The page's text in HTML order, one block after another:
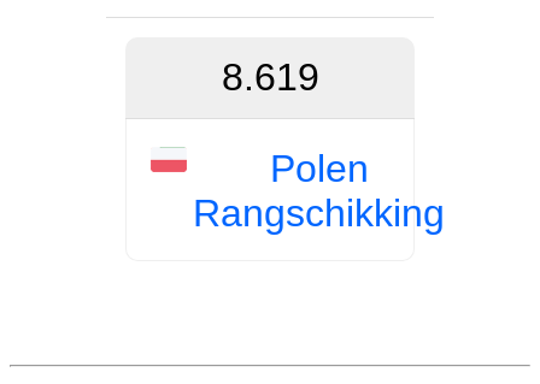
8.619
Polen
Rangschikking